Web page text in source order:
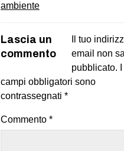
ambiente
Lascia un
commento
Il tuo
email non
pubblicato.
campi obbligatori sono
contrassegnati *
Commento *